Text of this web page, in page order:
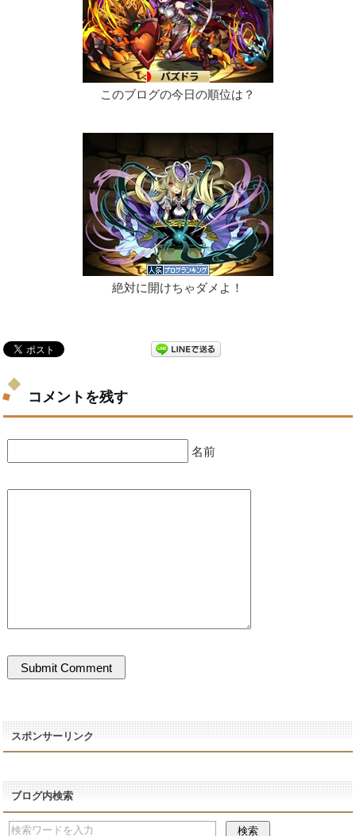
このブログの今日の順位は？
絶対に開けちゃダメよ！
コメントを残す
名前
スポンサーリンク
ブログ内検索